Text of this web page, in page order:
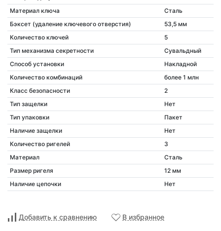
Материал ключа
Сталь
Бэксет (удаление ключевого отверстия)
53,5 мм
Количество ключей
5
Тип механизма секретности
Сувальдный
Способ установки
Накладной
Количество комбинаций
более 1 млн
Класс безопасности
2
Тип защелки
Нет
Тип упаковки
Пакет
Наличие защелки
Нет
Количество ригелей
3
Материал
Сталь
Размер ригеля
12 мм
Наличие цепочки
Нет
Добавить к сравнению В избранное